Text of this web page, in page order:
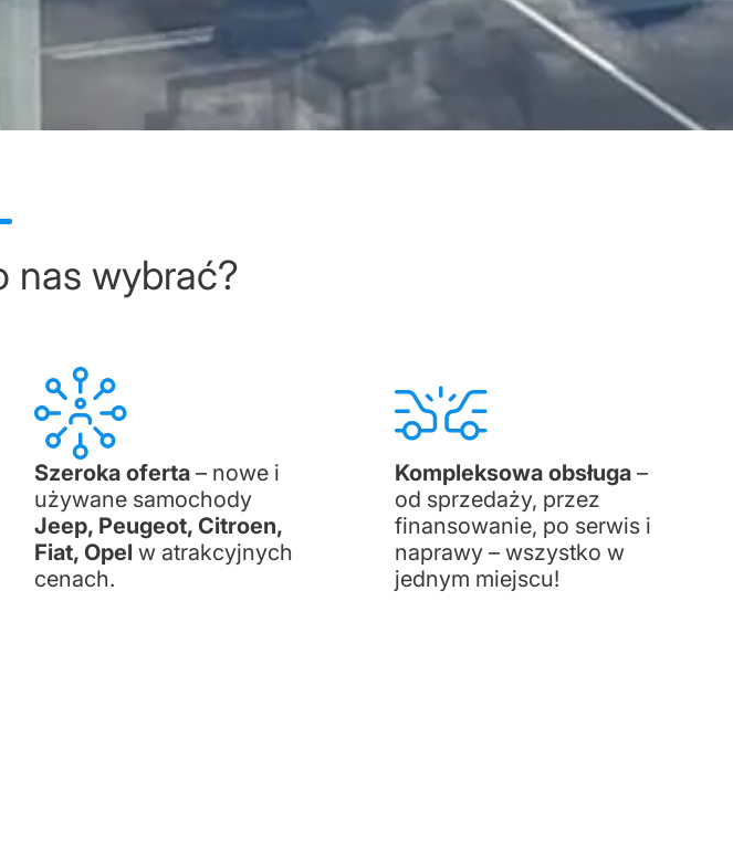
nas wybrać?
Szeroka oferta – nowe i
używane samochody
Jeep, Peugeot, Citroen,
Fiat, Opel w atrakcyjnych
cenach.
Kompleksowa obsługa –
od sprzedaży, przez
finansowanie, po serwis i
naprawy – wszystko w
jednym miejscu!